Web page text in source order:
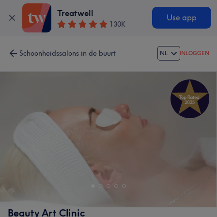
Treatwell
130K
Use app
Schoonheidssalons in de buurt NL INLOGGEN
Beauty Art Clinic